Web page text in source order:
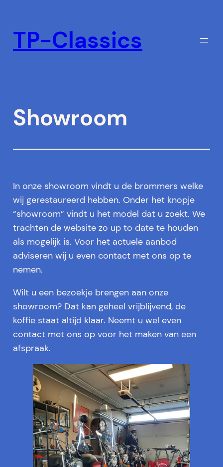
de
inhoud
TP-Classics
Showroom
In onze showroom vindt u de brommers welke
wij gerestaureerd hebben. Onder het knopje
“showroom” vindt u het model dat u zoekt. We
trachten de website zo up to date te houden
als mogelijk is. Voor het actuele aanbod
adviseren wij u even contact met ons op te
nemen.
Wilt u een bezoekje brengen aan onze
showroom? Dat kan geheel vrijblijvend, de
koffie staat altijd klaar. Neemt u wel even
contact met ons op voor het maken van een
afspraak.